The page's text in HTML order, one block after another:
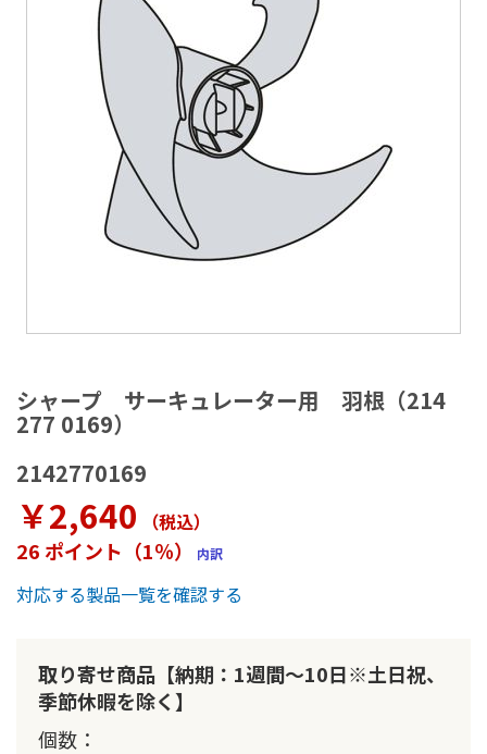
シャープ サーキュレーター用 羽根（214
277 0169）
2142770169
￥2,640 （税込）
26 ポイント（1％） 内訳
対応する製品一覧を確認する
取り寄せ商品【納期：1週間～10日※土日祝、
季節休暇を除く】
個数
メ
ー
ジ
ャ
リ
ー
の
最
初
動
す
る